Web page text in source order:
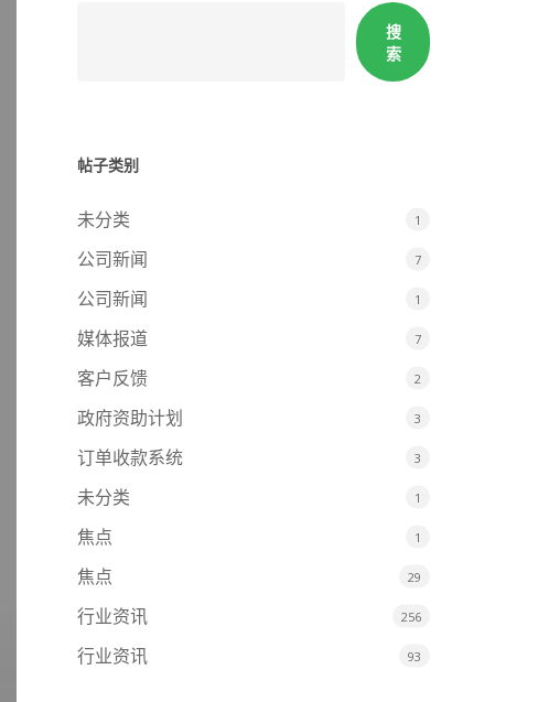
搜
索
帖子类别
未分类 1
公司新闻 7
公司新闻 1
媒体报道 7
客户反馈 2
政府资助计划 3
订单收款系统 3
未分类 1
焦点 1
焦点 29
行业资讯 256
行业资讯 93